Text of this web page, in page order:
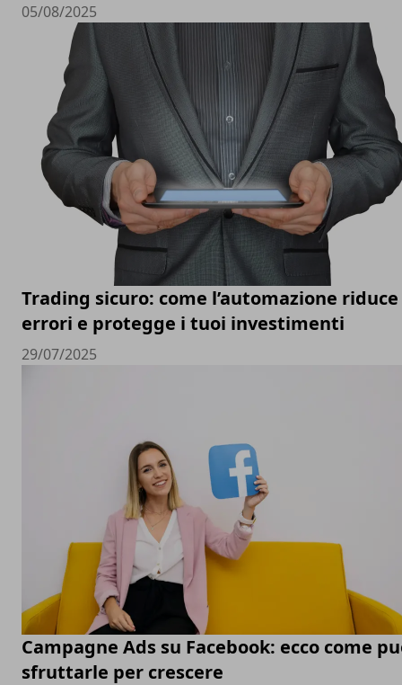
05/08/2025
Trading sicuro: come l’automazione
errori e protegge i tuoi investimenti
29/07/2025
Campagne Ads su Facebook: ecco come
sfruttarle per crescere